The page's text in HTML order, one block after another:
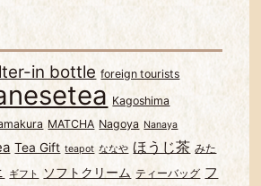
in bottle foreign tourists
Kagoshima
MATCHA Nagoya Nanaya
Tea Gift teapot ななや ほうじ茶 みた
ギフト ソフトクリーム ティーバッグ フ